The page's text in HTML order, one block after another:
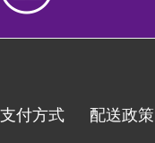
支付方式 配送政策